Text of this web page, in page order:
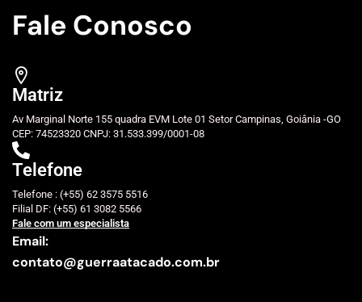
Fale Conosco
Matriz
Av Marginal Norte 155 quadra EVM Lote 01 Setor Campinas, Goiânia -GO
CEP: 74523320 CNPJ: 31.533.399/0001-08
Telefone
Telefone : (+55) 62 3575 5516
Filial DF: (+55) 61 3082 5566
Fale com um especialista
Email:
contato@guerraatacado.com.br